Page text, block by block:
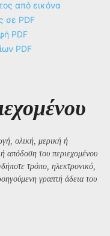
από εικόνα
σε PDF
PDF
PDF
ολική, μερική ή
απόδοση του περιεχομένου
τρόπο, ηλεκτρονικό,
γραπτή άδεια του